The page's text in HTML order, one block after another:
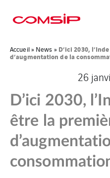
Accueil» News » D’ici 2030,
d’augmentation de la
26
D’ici 2030,
être la